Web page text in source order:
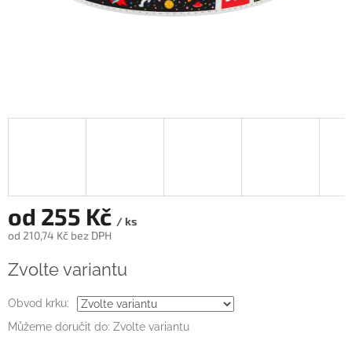
od 255 Kč / ks
od 210,74 Kč bez DPH
cena:
Zvolte variantu
Obvod krku:
Můžeme doručit do: Zvolte variantu